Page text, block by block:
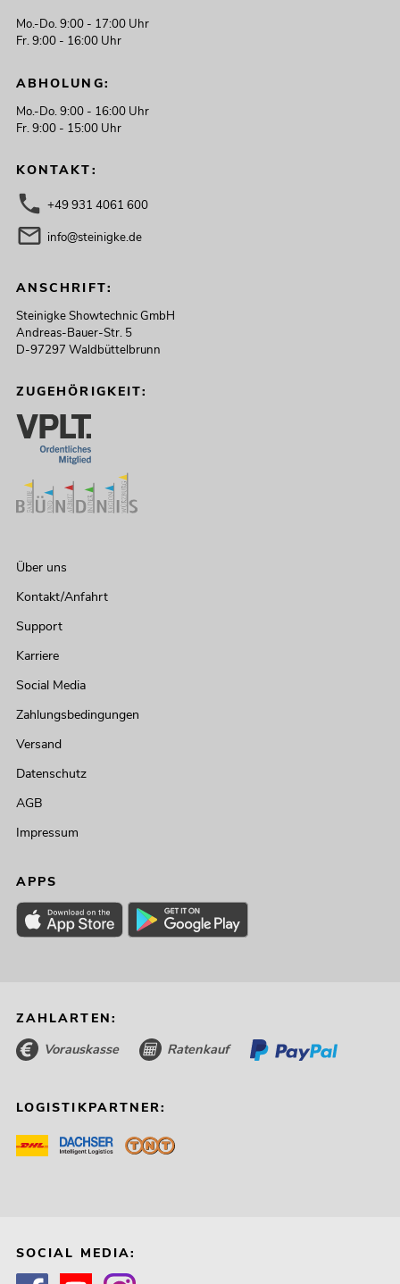
Mo.-Do. 9:00 - 17:00 Uhr
Fr. 9:00 - 16:00 Uhr
ABHOLUNG:
Mo.-Do. 9:00 - 16:00 Uhr
Fr. 9:00 - 15:00 Uhr
KONTAKT:
+49 931 4061 600
info@steinigke.de
ANSCHRIFT:
Steinigke Showtechnic GmbH
Andreas-Bauer-Str. 5
D-97297 Waldbüttelbrunn
ZUGEHÖRIGKEIT:
Über uns
Kontakt/Anfahrt
Support
Karriere
Social Media
Zahlungsbedingungen
Versand
Datenschutz
AGB
Impressum
APPS
ZAHLARTEN:
Vorauskasse Ratenkauf
LOGISTIKPARTNER:
SOCIAL MEDIA: